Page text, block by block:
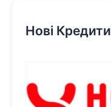
Нові Кредити